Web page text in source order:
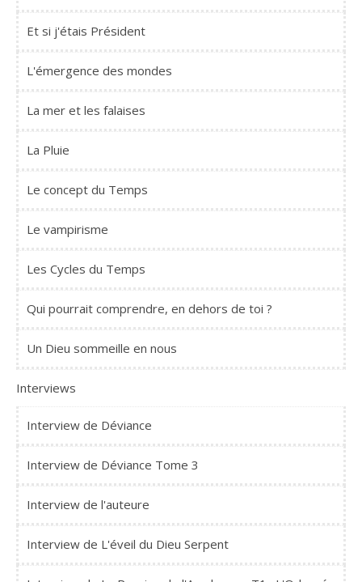
Et si j'étais Président
L'émergence des mondes
La mer et les falaises
La Pluie
Le concept du Temps
Le vampirisme
Les Cycles du Temps
Qui pourrait comprendre, en dehors de toi ?
Un Dieu sommeille en nous
Interviews
Interview de Déviance
Interview de Déviance Tome 3
Interview de l'auteure
Interview de L'éveil du Dieu Serpent